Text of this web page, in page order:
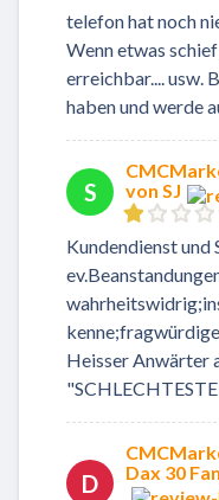
telefon hat noch
Wenn etwas
erreichbar.... usw.
haben und werde
S
von SJ
Kundendienst und
Heisser Anwärter
D
Dax 30